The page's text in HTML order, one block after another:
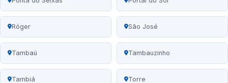
Róger São José
Tambaú Tambauzinho
Tambiá Torre